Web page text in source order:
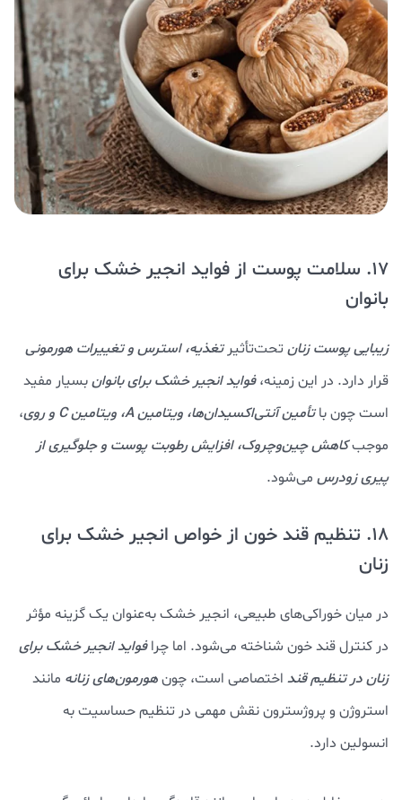
17. سلامت پوست از فواید انجیر خشک برای
بانوان
زیبایی پوست زنان تحت‌تأثیرتغذیه، استرس و تغییرات هورمونی
قرار دارد. در این زمینه،فواید انجیر خشک برای بانوانبسیار مفید
است چون باتأمین آنتی‌اکسیدان‌ها، ویتامین A، ویتامین C و روی
،
موجبکاهش چین‌وچروک، افزایش رطوبت پوست و جلوگیری از
پیری زودرس می‌شود.
18. تنظیم قند خون از خواص انجیر خشک برای
زنان
در میان خوراکی‌های طبیعی، انجیر خشک به‌عنوان یک گزینه مؤثر
در کنترل قند خون شناخته می‌شود. اما چرافواید انجیر خشک برای
زنان در تنظیم قند اختصاصی است، چونهورمون‌های زنانه مانند
استروژن و پروژسترون نقش مهمی در تنظیم حساسیت به
انسولین دارد.